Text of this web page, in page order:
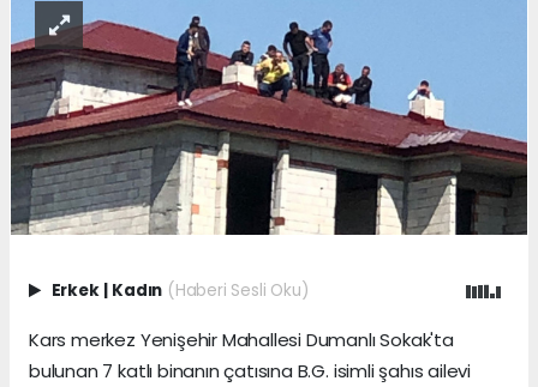
Erkek | Kadın (Haberi Sesli Oku)
Kars merkez Yenişehir Mahallesi Dumanlı Sokak'ta
bulunan 7 katlı binanın çatısına B.G. isimli şahıs ailevi